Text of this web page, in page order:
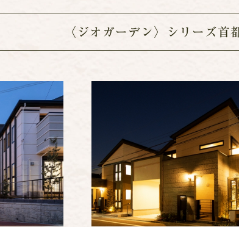
〈ジオガーデン〉シリーズ首